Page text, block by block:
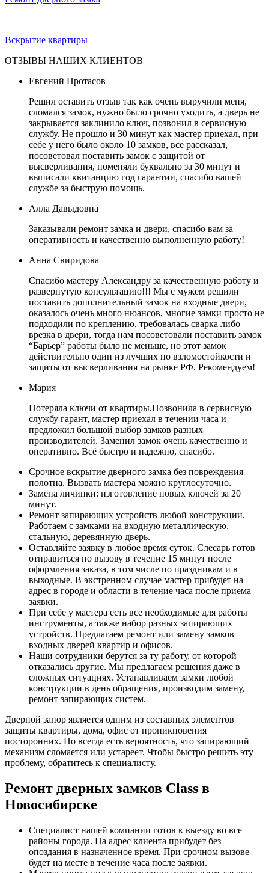
Вскрытие квартиры
ОТЗЫВЫ НАШИХ КЛИЕНТОВ
Евгений Протасов
Решил оставить отзыв так как очень выручили меня,
сломался замок, нужно было срочно уходить, а дверь не
закрывается заклинило ключ, позвонил в сервисную
службу. Не прошло и 30 минут как мастер приехал, при
себе у него было около 10 замков, все рассказал,
посоветовал поставить замок с защитой от
высверливания, поменяли буквально за 30 минут и
выписали квитанцию год гарантии, спасибо вашей
службе за быструю помощь.
Алла Давыдовна
Заказывали ремонт замка и двери, спасибо вам за
оперативность и качественно выполненную работу!
Анна Свиридова
Спасибо мастеру Александру за качественную работу и
развернутую консультацию!!! Мы с мужем решили
поставить дополнительный замок на входные двери,
оказалось очень много нюансов, многие замки просто не
подходили по креплению, требовалась сварка либо
врезка в двери, тогда нам посоветовали поставить замок
“Барьер” работы было не меньше, но этот замок
действительно один из лучших по взломостойкости и
защиты от высверливания на рынке РФ. Рекомендуем!
Мария
Потеряла ключи от квартиры.Позвонила в сервисную
службу гарант, мастер приехал в течении часа и
предложил большой выбор замков разных
производителей. Заменил замок очень качественно и
оперативно. Всё быстро и надежно, спасибо.
Срочное вскрытие дверного замка без повреждения
полотна. Вызвать мастера можно круглосуточно.
Замена личинки: изготовление новых ключей за 20
минут.
Ремонт запирающих устройств любой конструкции.
Работаем с замками на входную металлическую,
стальную, деревянную дверь.
Оставляйте заявку в любое время суток. Слесарь готов
отправиться по вызову в течение 15 минут после
оформления заказа, в том числе по праздникам и в
выходные. В экстренном случае мастер прибудет на
адрес в городе и области в течение часа после приема
заявки.
При себе у мастера есть все необходимые для работы
инструменты, а также набор разных запирающих
устройств. Предлагаем ремонт или замену замков
входных дверей квартир и офисов.
Наши сотрудники берутся за ту работу, от которой
отказались другие. Мы предлагаем решения даже в
сложных ситуациях. Устанавливаем замки любой
конструкции в день обращения, производим замену,
ремонт запирающих систем.
Дверной запор является одним из составных элементов
защиты квартиры, дома, офис от проникновения
посторонних. Но всегда есть вероятность, что запирающий
механизм сломается или устареет. Чтобы быстро решить эту
проблему, обратитесь к специалисту.
Ремонт дверных замков Class в
Новосибирске
Специалист нашей компании готов к выезду во все
районы города. На адрес клиента прибудет без
опоздания в назначенное время. При срочном вызове
будет на месте в течение часа после заявки.